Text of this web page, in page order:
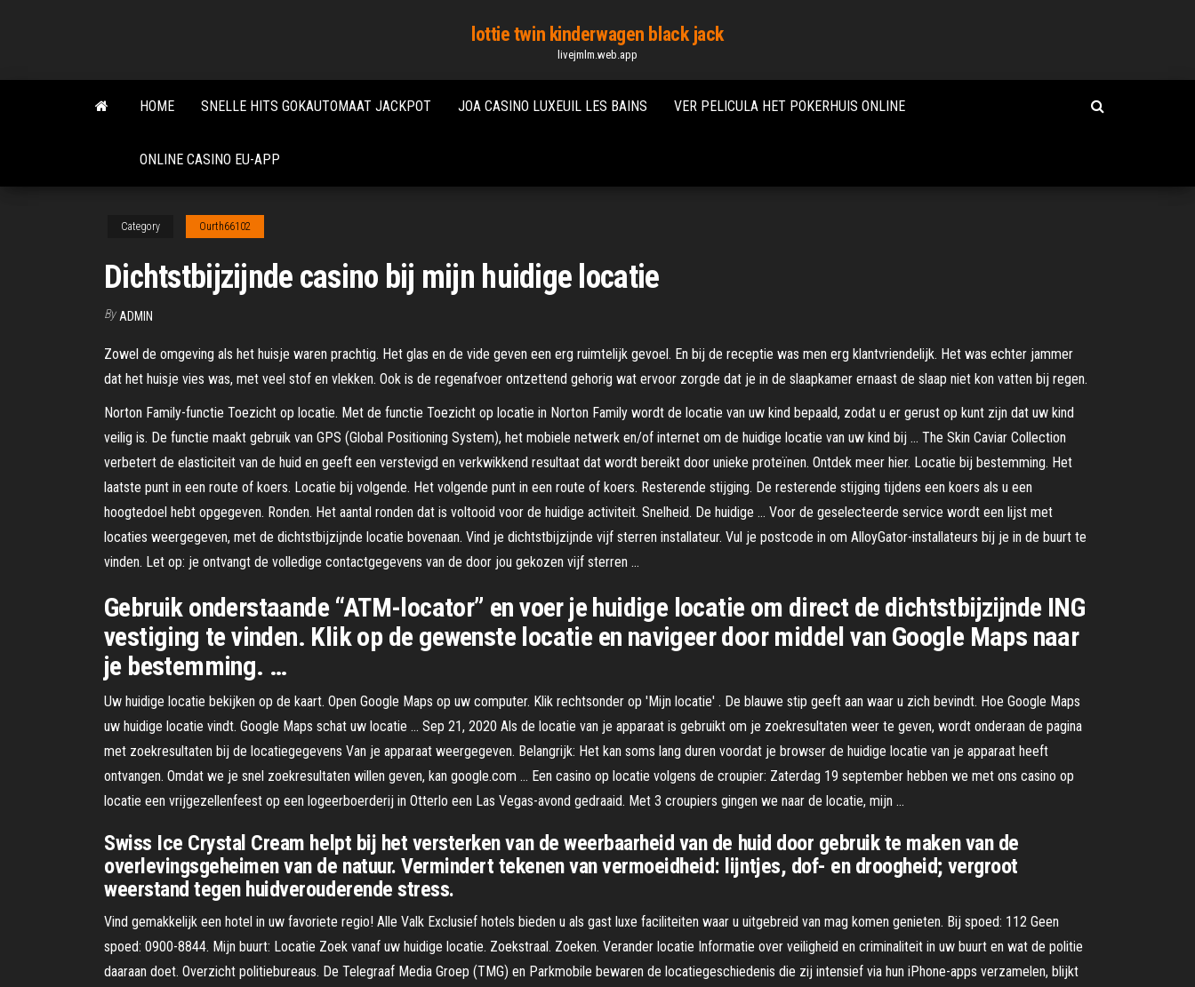
content
lottie twin kinderwagen black jack
livejmlm.web.app
HOME SNELLE HITS GOKAUTOMAAT JACKPOT JOA CASINO LUXEUIL LES BAINS VER PELICULA HET POKERHUIS ONLINE
ONLINE CASINO EU-APP
Category Ourth66102
Dichtstbijzijnde casino bij mijn huidige locatie
By ADMIN
Zowel de omgeving als het huisje waren prachtig. Het glas en de vide geven een erg ruimtelijk gevoel. En bij de receptie was men erg klantvriendelijk. Het was echter jammer
dat het huisje vies was, met veel stof en vlekken. Ook is de regenafvoer ontzettend gehorig wat ervoor zorgde dat je in de slaapkamer ernaast de slaap niet kon vatten bij regen.
Norton Family-functie Toezicht op locatie. Met de functie Toezicht op locatie in Norton Family wordt de locatie van uw kind bepaald, zodat u er gerust op kunt zijn dat uw kind
veilig is. De functie maakt gebruik van GPS (Global Positioning System), het mobiele netwerk en/of internet om de huidige locatie van uw kind bij … The Skin Caviar Collection
verbetert de elasticiteit van de huid en geeft een verstevigd en verkwikkend resultaat dat wordt bereikt door unieke proteïnen. Ontdek meer hier. Locatie bij bestemming. Het
laatste punt in een route of koers. Locatie bij volgende. Het volgende punt in een route of koers. Resterende stijging. De resterende stijging tijdens een koers als u een
hoogtedoel hebt opgegeven. Ronden. Het aantal ronden dat is voltooid voor de huidige activiteit. Snelheid. De huidige … Voor de geselecteerde service wordt een lijst met
locaties weergegeven, met de dichtstbijzijnde locatie bovenaan. Vind je dichtstbijzijnde vijf sterren installateur. Vul je postcode in om AlloyGator-installateurs bij je in de buurt te
vinden. Let op: je ontvangt de volledige contactgegevens van de door jou gekozen vijf sterren …
Gebruik onderstaande “ATM-locator” en voer je huidige locatie om direct de dichtstbijzijnde ING
vestiging te vinden. Klik op de gewenste locatie en navigeer door middel van Google Maps naar
je bestemming. …
Uw huidige locatie bekijken op de kaart. Open Google Maps op uw computer. Klik rechtsonder op 'Mijn locatie' . De blauwe stip geeft aan waar u zich bevindt. Hoe Google Maps
uw huidige locatie vindt. Google Maps schat uw locatie … Sep 21, 2020 Als de locatie van je apparaat is gebruikt om je zoekresultaten weer te geven, wordt onderaan de pagina
met zoekresultaten bij de locatiegegevens Van je apparaat weergegeven. Belangrijk: Het kan soms lang duren voordat je browser de huidige locatie van je apparaat heeft
ontvangen. Omdat we je snel zoekresultaten willen geven, kan google.com … Een casino op locatie volgens de croupier: Zaterdag 19 september hebben we met ons casino op
locatie een vrijgezellenfeest op een logeerboerderij in Otterlo een Las Vegas-avond gedraaid. Met 3 croupiers gingen we naar de locatie, mijn …
Swiss Ice Crystal Cream helpt bij het versterken van de weerbaarheid van de huid door gebruik te maken van de
overlevingsgeheimen van de natuur. Vermindert tekenen van vermoeidheid: lijntjes, dof- en droogheid; vergroot
weerstand tegen huidverouderende stress.
Vind gemakkelijk een hotel in uw favoriete regio! Alle Valk Exclusief hotels bieden u als gast luxe faciliteiten waar u uitgebreid van mag komen genieten. Bij spoed: 112 Geen
spoed: 0900-8844. Mijn buurt: Locatie Zoek vanaf uw huidige locatie. Zoekstraal. Zoeken. Verander locatie Informatie over veiligheid en criminaliteit in uw buurt en wat de politie
daaraan doet. Overzicht politiebureaus. De Telegraaf Media Groep (TMG) en Parkmobile bewaren de locatiegeschiedenis die zij intensief via hun iPhone-apps verzamelen, blijkt